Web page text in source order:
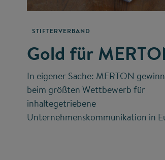
STIFTERVERBAND
Gold für
In eigener Sache: MERTON
beim größten Wettbewerb für
inhaltegetriebene
Unternehmenskommunikation in